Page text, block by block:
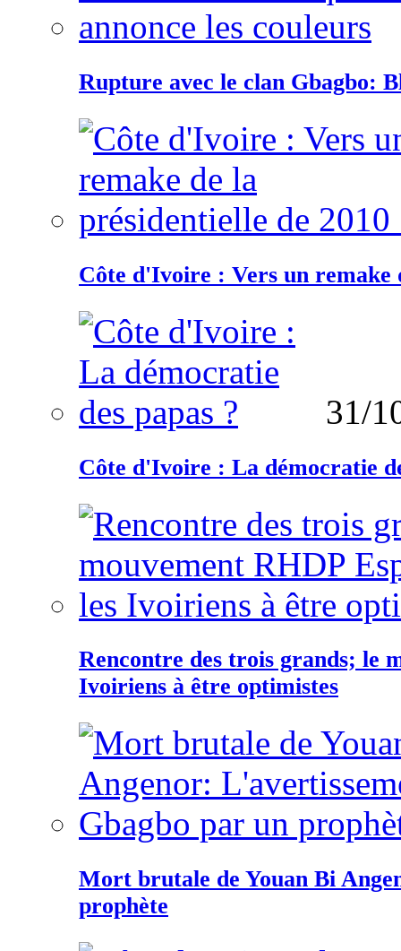
Rupture avec le clan Gbagbo:
Côte d'Ivoire : Vers un remake
31/
Côte d'Ivoire : La démocratie
Rencontre des trois grands; le
Ivoiriens à être optimistes
Mort brutale de Youan Bi
prophète